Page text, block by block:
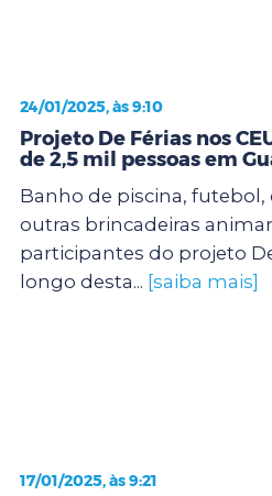
24/01/2025, às 9:10
Projeto De Férias nos
de 2,5 mil pessoas em
Banho de piscina, futebol,
outras brincadeiras
participantes do projeto
longo desta... [saiba mais]
17/01/2025, às 9:21